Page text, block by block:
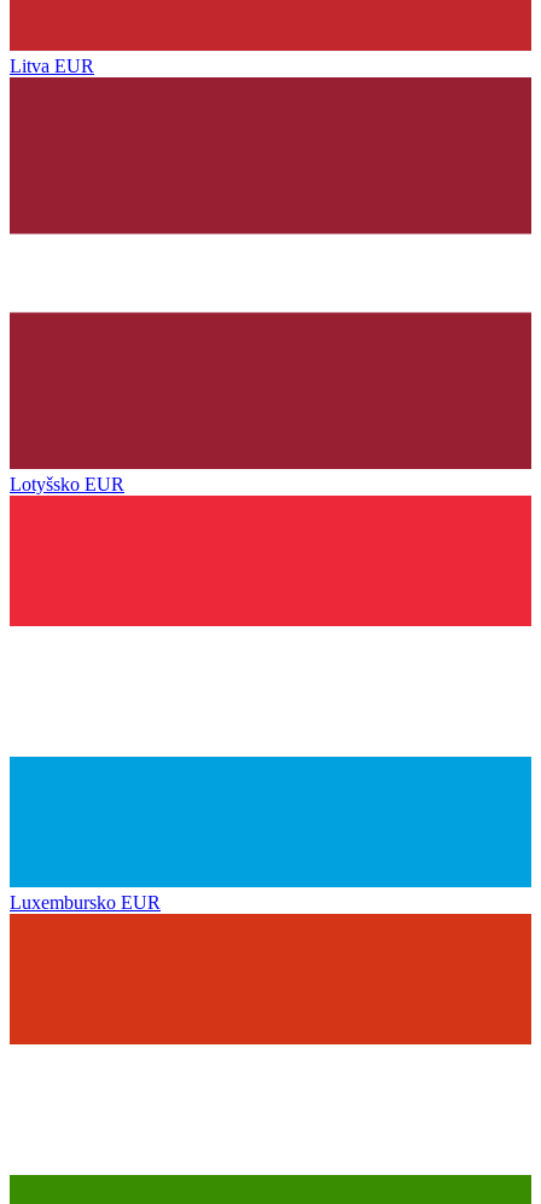
Litva EUR
Lotyšsko EUR
Luxembursko EUR